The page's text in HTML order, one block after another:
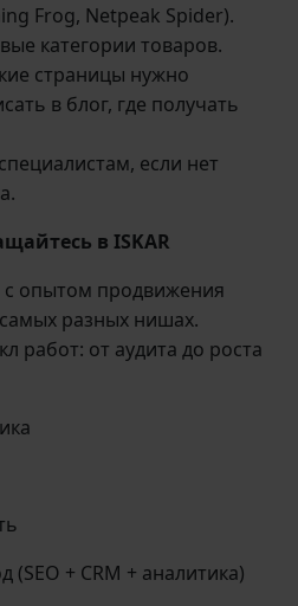
Frog, Netpeak Spider).
категории товаров.
страницы нужно
в блог, где получать
если нет
в ISKAR
опытом продвижения
разных нишах.
работ: от аудита до роста
+ CRM + аналитика)